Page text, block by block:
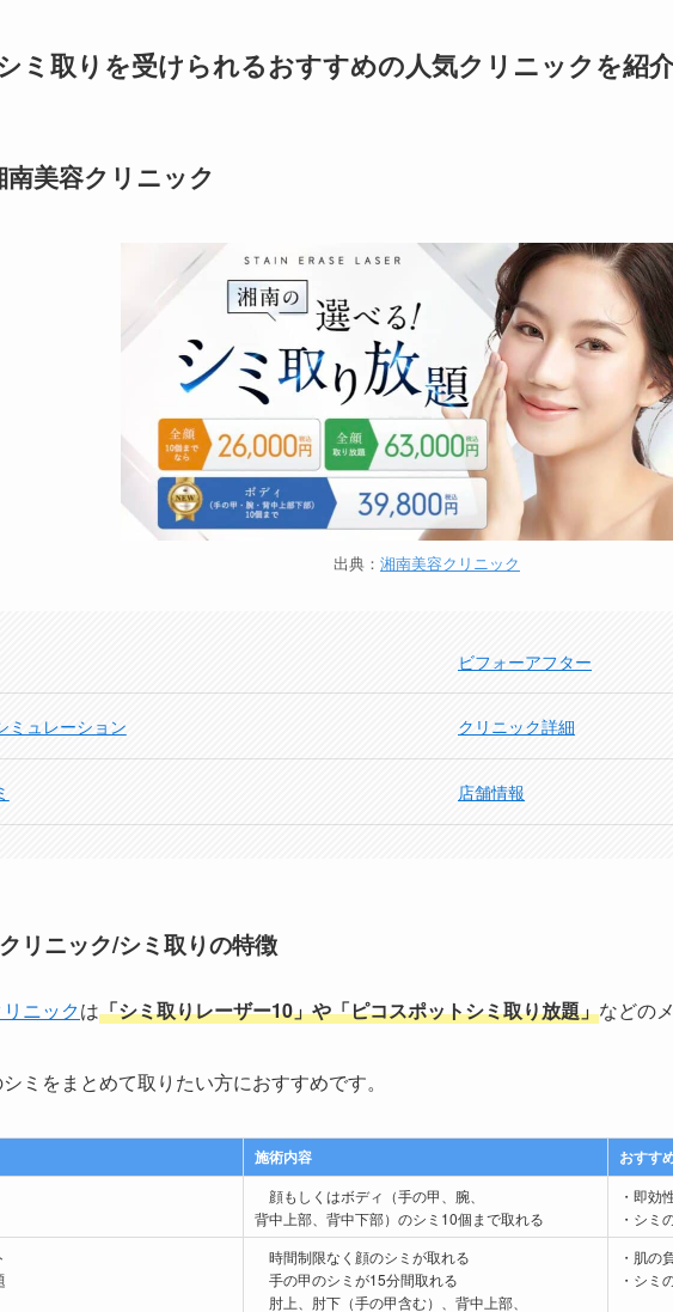
ミ取りを受けられるおすすめの人気クリニックを紹
南美容クリニック
出典： 湘南美容クリニック
ビフォーアフター
ミュレーション クリニック詳細
店舗情報
リニック/シミ取りの特徴
ニックは「シミ取りレーザー10」や「ピコスポットシミ取り放題」などの
ミをまとめて取りたい方におすすめです。
施術内容 おすす
顔もしくはボディ（手の甲、腕、
背中上部、背中下部）のシミ10個まで取れる
・即効
・シミ
時間制限なく顔のシミが取れる
手の甲のシミが15分間取れる
肘上、肘下（手の甲含む）、背中上部、
・肌の
・シミ